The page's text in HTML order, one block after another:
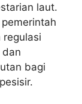
laut.
regulasi
bagi